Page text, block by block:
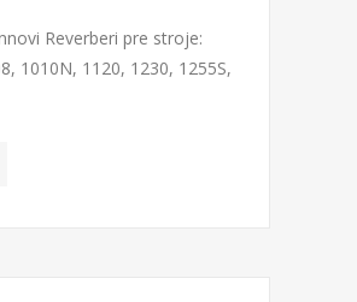
Reverberi pre stroje:
1010N, 1120, 1230, 1255S,